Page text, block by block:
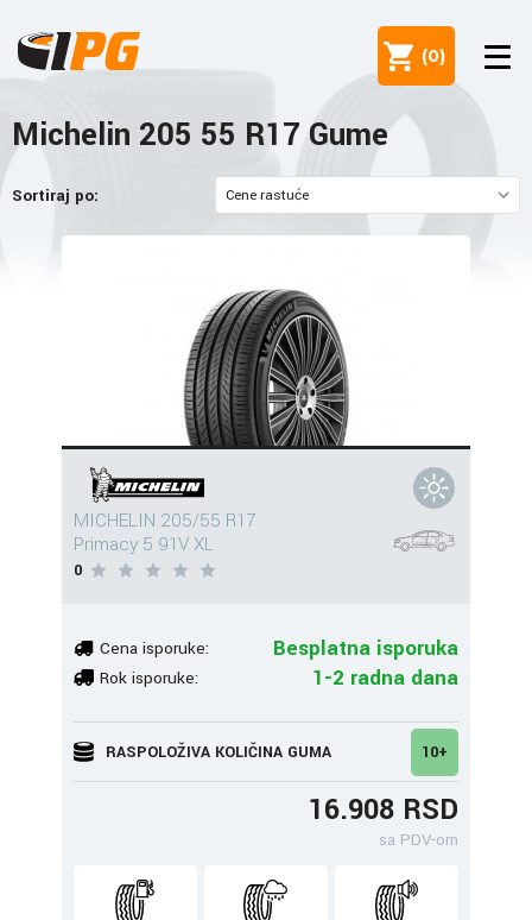
(0)
Michelin 205 55 R17 Gume
Sortiraj po:
MICHELIN 205/55 R17
Primacy 5 91V XL
0
Cena isporuke: Besplatna isporuka
Rok isporuke: 1-2 radna dana
RASPOLOŽIVA KOLIČINA GUMA 10+
16.908 RSD
sa PDV-om